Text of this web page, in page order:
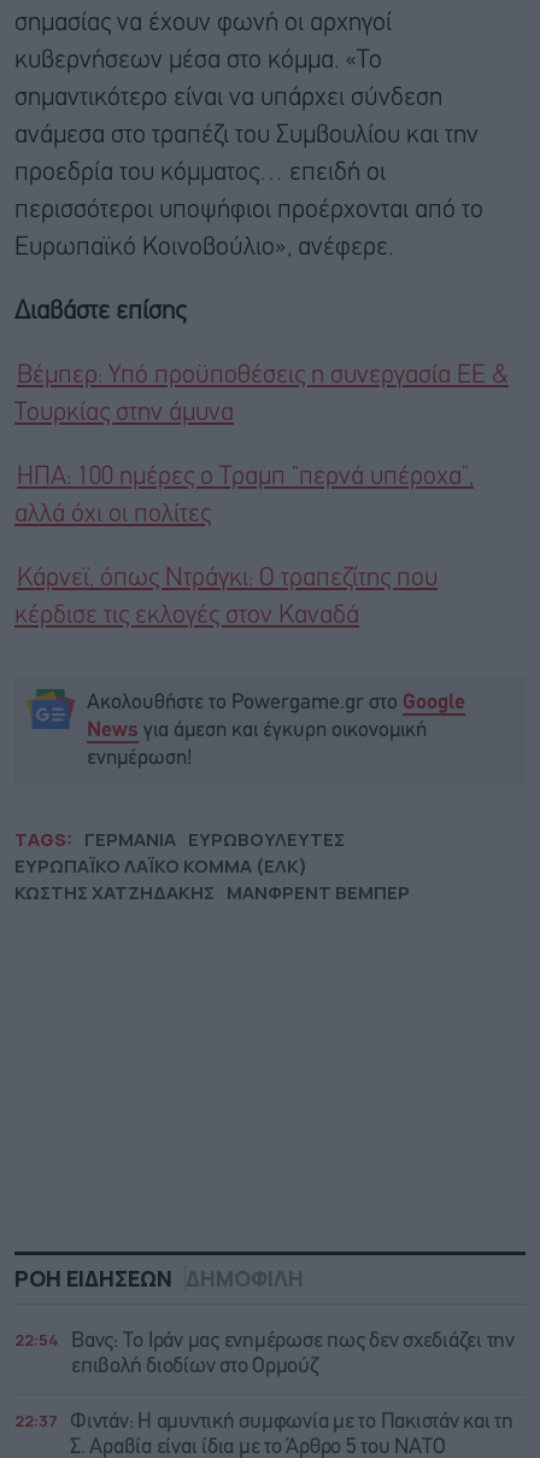
σημασίας να έχουν φωνή οι αρχηγοί
κυβερνήσεων μέσα στο κόμμα. «Το
σημαντικότερο είναι να υπάρχει σύνδεση
ανάμεσα στο τραπέζι του Συμβουλίου και την
προεδρία του κόμματος… επειδή οι
περισσότεροι υποψήφιοι προέρχονται από το
Ευρωπαϊκό Κοινοβούλιο», ανέφερε.
Διαβάστε επίσης
Βέμπερ: Υπό προϋποθέσεις η συνεργασία ΕΕ &
Τουρκίας στην άμυνα
ΗΠΑ: 100 ημέρες ο Τραμπ “περνά υπέροχα”,
αλλά όχι οι πολίτες
Κάρνεϊ, όπως Ντράγκι: Ο τραπεζίτης που
κέρδισε τις εκλογές στον Καναδά
Ακολουθήστε το Powergame.gr στο Google
News για άμεση και έγκυρη οικονομική
ενημέρωση!
TAGS: ΓΕΡΜΑΝΙΑ ΕΥΡΩΒΟΥΛΕΥΤΕΣ
ΕΥΡΩΠΑΪΚΟ ΛΑΪΚΟ ΚΟΜΜΑ (ΕΛΚ)
ΚΩΣΤΗΣ ΧΑΤΖΗΔΑΚΗΣ ΜΑΝΦΡΕΝΤ ΒΕΜΠΕΡ
ΡΟΗ ΕΙΔΗΣΕΩΝ ΔΗΜΟΦΙΛΗ
22:54
Βανς: Το Ιράν μας ενημέρωσε πως δεν σχεδιάζει την
επιβολή διοδίων στο Ορμούζ
22:37
Φιντάν: Η αμυντική συμφωνία με το Πακιστάν και τη
Σ. Αραβία είναι ίδια με τo Άρθρο 5 του ΝΑΤΟ